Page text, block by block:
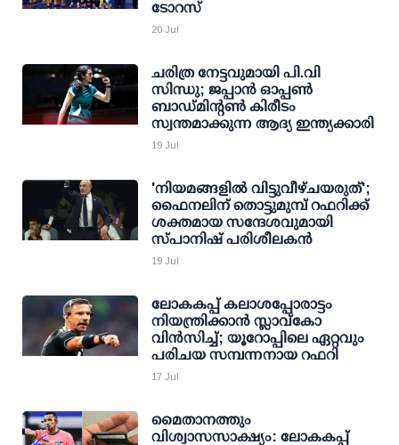
ടോറസ്
20 Jul
ചരിത്ര നേട്ടവുമായി പി.വി
സിന്ധു; ജപ്പാന്‍ ഓപ്പണ്‍
ബാഡ്മിന്റണ്‍ കിരീടം
സ്വന്തമാക്കുന്ന ആദ്യ ഇന്ത്യക്കാരി
19 Jul
'നിയമങ്ങളില്‍ വിട്ടുവീഴ്ചയരുത്';
ഫൈനലിന് തൊട്ടുമുമ്പ് റഫറിക്ക്
ശക്തമായ സന്ദേശവുമായി
സ്പാനിഷ് പരിശീലകന്‍
19 Jul
ലോകകപ്പ് കലാശപ്പോരാട്ടം
നിയന്ത്രിക്കാന്‍ സ്ലാവ്കോ
വിന്‍സിച്ച്; യൂറോപ്പിലെ ഏറ്റവും
പരിചയ സമ്പന്നനായ റഫറി
17 Jul
മൈതാനത്തും
വിശ്വാസസാക്ഷ്യം: ലോകകപ്പ്